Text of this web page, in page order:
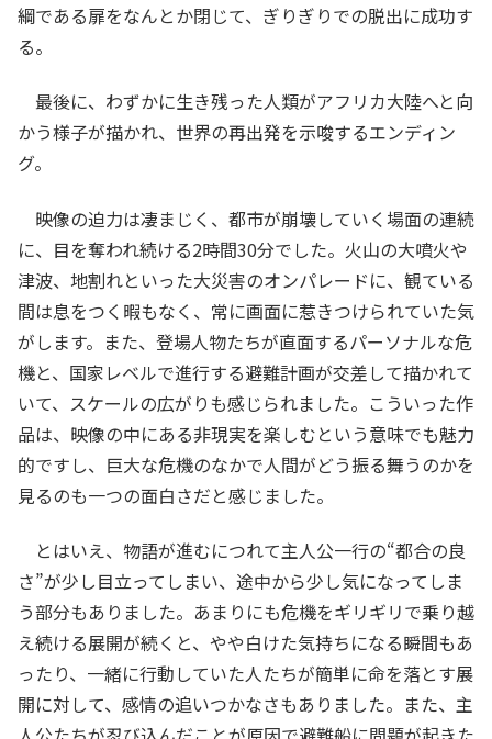
綱である扉をなんとか閉じて、ぎりぎりでの脱出に成功す
る。
最後に、わずかに生き残った人類がアフリカ大陸へと向
かう様子が描かれ、世界の再出発を示唆するエンディン
グ。
映像の迫力は凄まじく、都市が崩壊していく場面の連続
に、目を奪われ続ける2時間30分でした。火山の大噴火や
津波、地割れといった大災害のオンパレードに、観ている
間は息をつく暇もなく、常に画面に惹きつけられていた気
がします。また、登場人物たちが直面するパーソナルな危
機と、国家レベルで進行する避難計画が交差して描かれて
いて、スケールの広がりも感じられました。こういった作
品は、映像の中にある非現実を楽しむという意味でも魅力
的ですし、巨大な危機のなかで人間がどう振る舞うのかを
見るのも一つの面白さだと感じました。
とはいえ、物語が進むにつれて主人公一行の“都合の良
さ”が少し目立ってしまい、途中から少し気になってしま
う部分もありました。あまりにも危機をギリギリで乗り越
え続ける展開が続くと、やや白けた気持ちになる瞬間もあ
ったり、一緒に行動していた人たちが簡単に命を落とす展
開に対して、感情の追いつかなさもありました。また、主